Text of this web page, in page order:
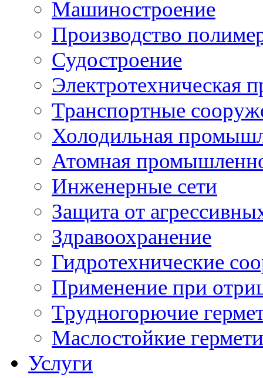
Машиностроение
Производство
Судостроение
Электротехническая
Транспортные
Холодильная
Атомная
Инженерные сети
Защита от
Здравоохранение
Гидротехнические
Применение при
Трудногорючие
Маслостойкие
Услуги